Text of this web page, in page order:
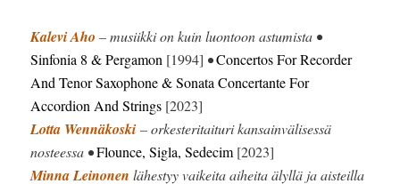
Kalevi Aho – musiikki on kuin luontoon astumista •
Sinfonia 8 & Pergamon [1994] •Concertos For Recorder
And Tenor Saxophone & Sonata Concertante For
Accordion And Strings [2023]
Lotta Wennäkoski – orkesteritaituri kansainvälisessä
nosteessa •Flounce, Sigla, Sedecim [2023]
Minna Leinonen lähestyy vaikeita aiheita älyllä ja aisteilla